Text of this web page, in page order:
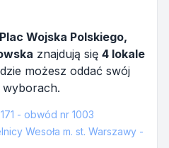
Plac Wojska Polskiego,
znajdują się 4 lokale
możesz oddać swój
wyborach.
- obwód nr 1003
Wesoła m. st. Warszawy -